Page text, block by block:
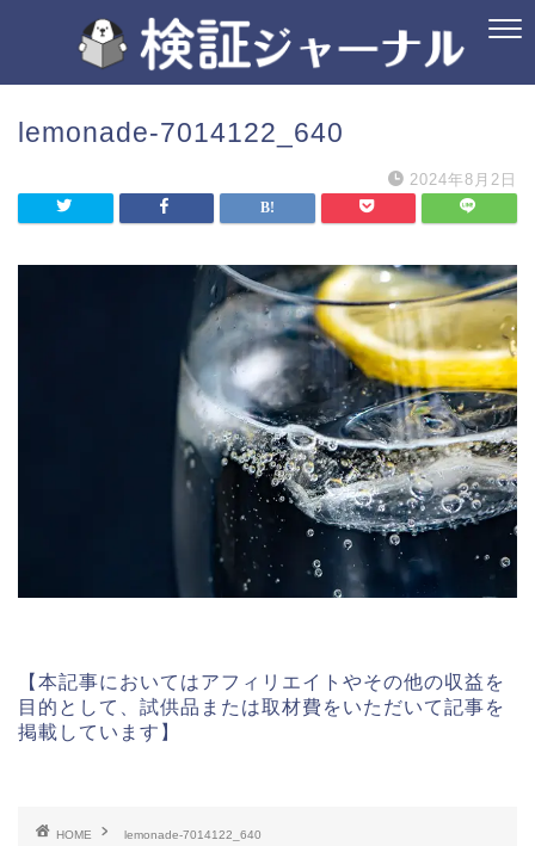
lemonade-7014122_640
2024年8月2日
【本記事においてはアフィリエイトやその他の収益を
目的として、試供品または取材費をいただいて記事を
掲載しています】
HOME lemonade-7014122_640